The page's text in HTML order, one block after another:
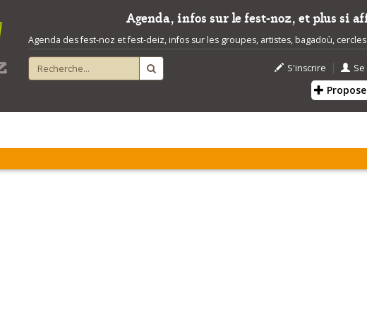
Agenda, infos sur le fest-noz, et plus si
Agenda des fest-noz et fest-deiz, infos sur les groupes, artistes, bagadoù,
S'inscrire |